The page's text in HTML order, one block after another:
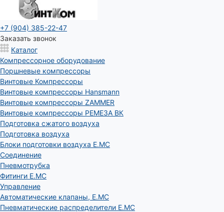
+7 (904) 385-22-47
Заказать звонок
Каталог
Компрессорное оборудование
Поршневые компрессоры
Винтовые Компрессоры
Винтовые компрессоры Hansmann
Винтовые компрессоры ZAMMER
Винтовые компрессоры РЕМЕЗА ВК
Подготовка сжатого воздуха
Подготовка воздуха
Блоки подготовки воздуха E.MC
Соединение
Пневмотрубка
Фитинги E.MC
Управление
Автоматические клапаны, Е.МС
Пневматические распределители E.MC